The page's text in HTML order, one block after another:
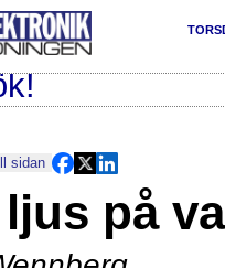
sidan
på